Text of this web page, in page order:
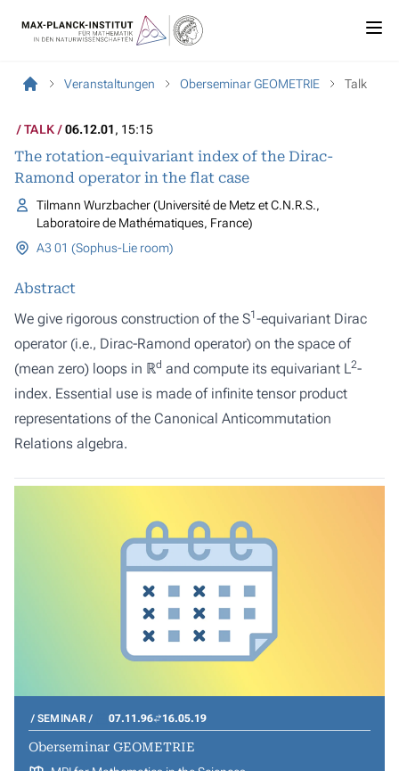
Veranstaltungen Oberseminar GEOMETRIE Talk
TALK 06.12.01, 15:15
The rotation-equivariant index of the Dirac-
Ramond operator in the flat case
Tilmann Wurzbacher (Université de Metz et C.N.R.S.,
Laboratoire de Mathématiques, France)
A3 01 (Sophus-Lie room)
Abstract
We give rigorous construction of the S1 -equivariant Dirac
operator (i.e., Dirac-Ramond operator) on the space of
(mean zero) loops in ℝd and compute its equivariant L2-
index. Essential use is made of infinite tensor product
representations of the Canonical Anticommutation
Relations algebra.
SEMINAR 07.11.96 16.05.19
Oberseminar GEOMETRIE